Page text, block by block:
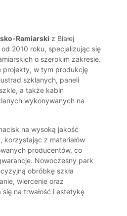
Ramiarski z Białej
2010 roku, specjalizując się
o szerokim zakresie.
projekty, w tym produkcję
szklanych, paneli
a także kabin
wykonywanych na
na wysoką jakość
korzystając z materiałów
producentów, co
Nowoczesny park
obróbkę szkła
wiercenie oraz
na trwałość i estetykę